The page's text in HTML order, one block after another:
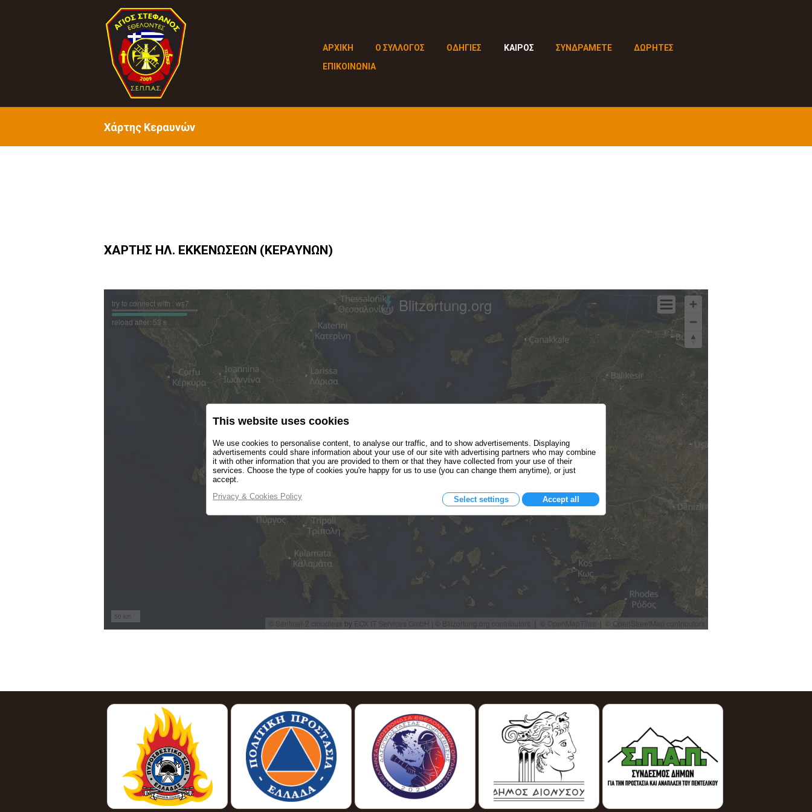
ΑΡΧΙΚΗ Ο ΣΥΛΛΟΓΟΣ ΟΔΗΓΙΕΣ ΚΑΙΡΟΣ ΣΥΝΔΡΑΜΕΤΕ
ΔΩΡΗΤΕΣ
ΕΠΙΚΟΙΝΩΝΙΑ
Χάρτης Κεραυνών
ΧΑΡΤΗΣ ΗΛ. ΕΚΚΕΝΩΣΕΩΝ (ΚΕΡΑΥΝΩΝ)